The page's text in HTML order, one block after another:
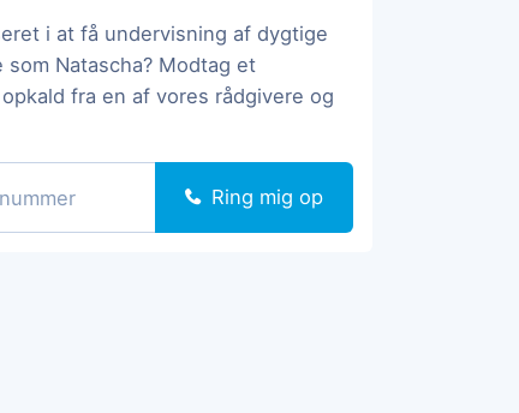
i at få undervisning af dygtige
Natascha? Modtag et
fra en af vores rådgivere og
Ring mig op